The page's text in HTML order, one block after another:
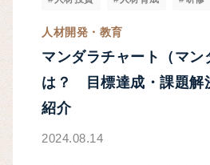
人材開発・教育
マンダラチャート（マン
は？ 目標達成・課題解
紹介
2024.08.14